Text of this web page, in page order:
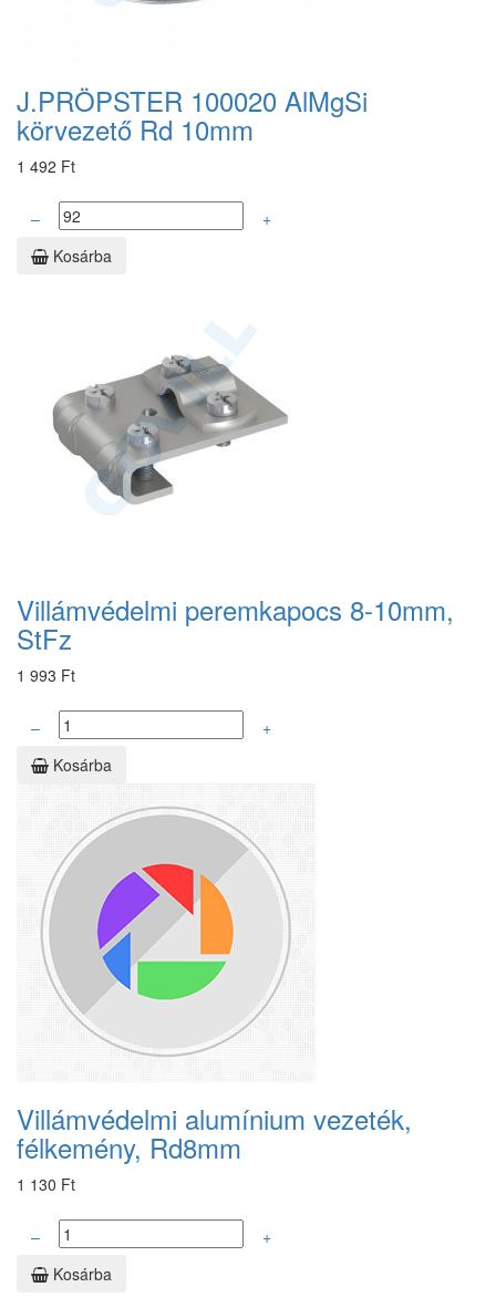
J.PRÖPSTER 100020 AlMgSi
körvezető Rd 10mm
1 492 Ft
–
+
Kosárba
Villámvédelmi peremkapocs 8-10mm,
StFz
1 993 Ft
–
+
Kosárba
Villámvédelmi alumínium vezeték,
félkemény, Rd8mm
1 130 Ft
–
+
Kosárba